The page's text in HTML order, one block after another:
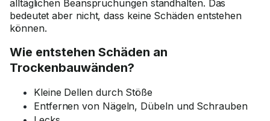
alltäglichen Beanspruchungen standhalten. Das
bedeutet aber nicht, dass keine Schäden entstehen
können.
Wie entstehen Schäden an
Trockenbauwänden?
Kleine Dellen durch Stöße
Entfernen von Nägeln, Dübeln und Schrauben